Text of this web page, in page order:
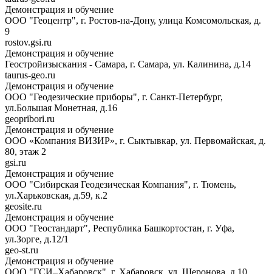
Демонстрация и обучение
ООО "Геоцентр", г. Ростов-на-Дону, улица Комсомольская, д.
9
rostov.gsi.ru
Демонстрация и обучение
Геостройизыскания - Самара, г. Самара, ул. Калинина, д.14
taurus-geo.ru
Демонстрация и обучение
ООО "Геодезические приборы", г. Санкт-Петербург,
ул.Большая Монетная, д.16
geopribori.ru
Демонстрация и обучение
ООО «Компания ВИЗИР», г. Сыктывкар, ул. Первомайская, д.
80, этаж 2
gsi.ru
Демонстрация и обучение
ООО "Сибирская Геодезическая Компания", г. Тюмень,
ул.Харьковская, д.59, к.2
geosite.ru
Демонстрация и обучение
ООО "Геостандарт", Республика Башкортостан, г. Уфа,
ул.Зорге, д.12/1
geo-st.ru
Демонстрация и обучение
ООО "ГСИ–Хабаровск", г. Хабаровск, ул. Шеронова, д.10,